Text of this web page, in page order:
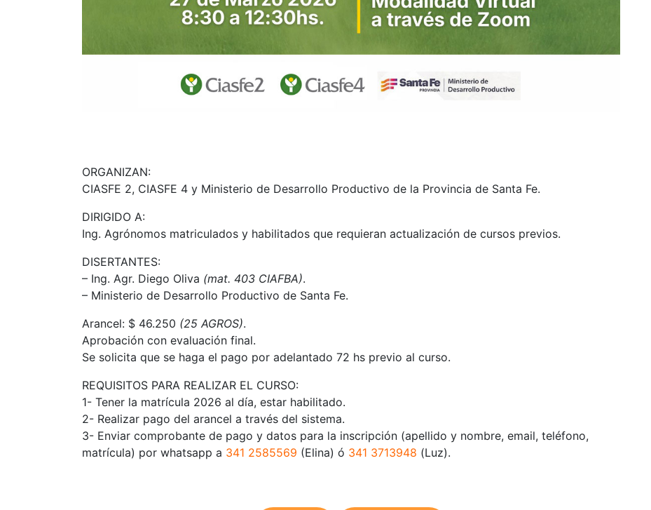
ORGANIZAN:
CIASFE 2, CIASFE 4 y Ministerio de Desarrollo Productivo de la Provincia de Santa Fe.
DIRIGIDO A:
Ing. Agrónomos matriculados y habilitados que requieran actualización de cursos previos.
DISERTANTES:
– Ing. Agr. Diego Oliva (mat. 403 CIAFBA).
– Ministerio de Desarrollo Productivo de Santa Fe.
Arancel: $ 46.250 (25 AGROS).
Aprobación con evaluación final.
Se solicita que se haga el pago por adelantado 72 hs previo al curso.
REQUISITOS PARA REALIZAR EL CURSO:
1- Tener la matrícula 2026 al día, estar habilitado.
2- Realizar pago del arancel a través del sistema.
3- Enviar comprobante de pago y datos para la inscripción (apellido y nombre, email, teléfono,
matrícula) por whatsapp a 341 2585569 (Elina) ó 341 3713948 (Luz).